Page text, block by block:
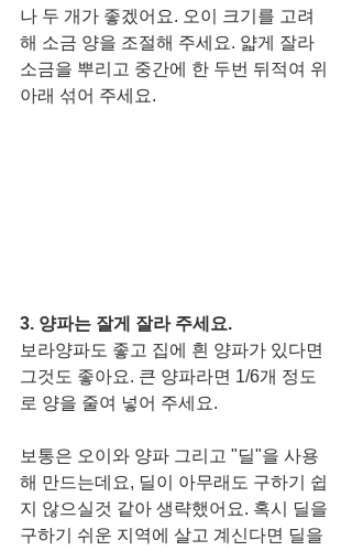
나 두 개가 좋겠어요. 오이 크기를 고려
해 소금 양을 조절해 주세요. 얇게 잘라
소금을 뿌리고 중간에 한 두번 뒤적여 위
아래 섞어 주세요.
3. 양파는 잘게 잘라 주세요.
보라양파도 좋고 집에 흰 양파가 있다면
그것도 좋아요. 큰 양파라면 1/6개 정도
로 양을 줄여 넣어 주세요.
보통은 오이와 양파 그리고 "딜"을 사용
해 만드는데요, 딜이 아무래도 구하기 쉽
지 않으실것 같아 생략했어요. 혹시 딜을
구하기 쉬운 지역에 살고 계신다면 딜을